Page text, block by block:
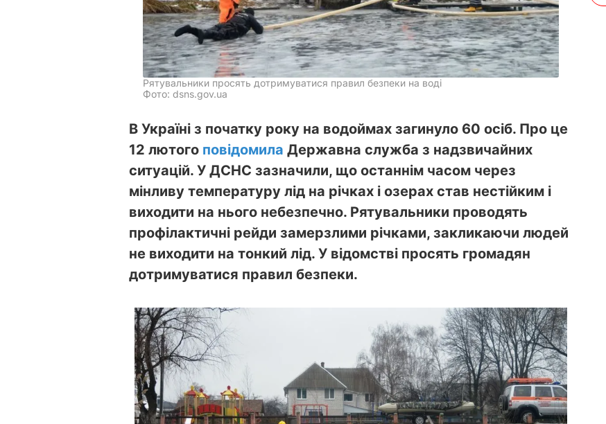
Рятувальники просять дотримуватися правил безпеки на воді
Фото: dsns.gov.ua
В Україні з початку року на водоймах загинуло 60 осіб. Про це
12 лютого повідомила Державна служба з надзвичайних
ситуацій. У ДСНС зазначили, що останнім часом через
мінливу температуру лід на річках і озерах став нестійким і
виходити на нього небезпечно. Рятувальники проводять
профілактичні рейди замерзлими річками, закликаючи людей
не виходити на тонкий лід. У відомстві просять громадян
дотримуватися правил безпеки.